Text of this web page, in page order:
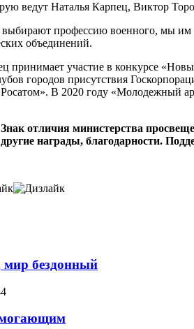
ведут Наталья Карпец, Виктор
выбирают профессию военного, мы
объединений.
принимает участие в конкурсе
городов присутствия
В 2020 году «Молодежный
отличия министерства
награды, благодарности.
бездонный